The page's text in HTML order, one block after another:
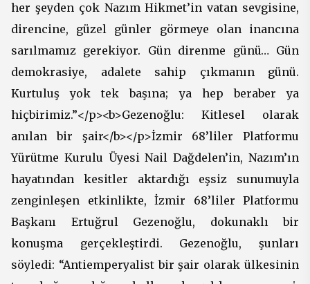
her şeyden çok Nazım Hikmet’in vatan sevgisine,
direncine, güzel günler görmeye olan inancına
sarılmamız gerekiyor. Gün direnme günü… Gün
demokrasiye, adalete sahip çıkmanın günü.
Kurtuluş yok tek başına; ya hep beraber ya
hiçbirimiz.”</p><b>Gezenoğlu: Kitlesel olarak
anılan bir şair</b></p>İzmir 68’liler Platformu
Yürütme Kurulu Üyesi Nail Dağdelen’in, Nazım’ın
hayatından kesitler aktardığı eşsiz sunumuyla
zenginleşen etkinlikte, İzmir 68’liler Platformu
Başkanı Ertuğrul Gezenoğlu, dokunaklı bir
konuşma gerçekleştirdi. Gezenoğlu, şunları
söyledi: “Antiemperyalist bir şair olarak ülkesinin